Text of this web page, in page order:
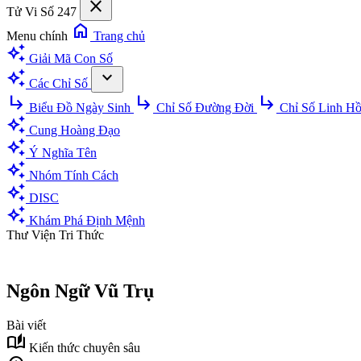
Tử Vi Số 247 close
Menu chính home Trang chủ
auto_awesome Giải Mã Con Số
auto_awesome Các Chỉ Số
expand_more
subdirectory_arrow_right Biểu Đồ Ngày Sinh subdirectory_arrow_right Chỉ Số Đường Đời subdirectory_arrow_right Chỉ Số Linh
auto_awesome Cung Hoàng Đạo
auto_awesome Ý Nghĩa Tên
auto_awesome Nhóm Tính Cách
auto_awesome DISC
auto_awesome Khám Phá Định Mệnh
Thư Viện Tri Thức
Ngôn Ngữ Vũ Trụ
Bài viết
auto_stories Kiến thức chuyên sâu